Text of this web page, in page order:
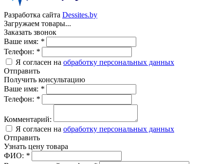
Разработка сайта Dessites.by
Загружаем товары...
Заказать звонок
Ваше имя: *
Телефон: *
Я согласен на обработку персональных данных
Отправить
Получить консультацию
Ваше имя: *
Телефон: *
Комментарий:
Я согласен на обработку персональных данных
Отправить
Узнать цену товара
ФИО: *